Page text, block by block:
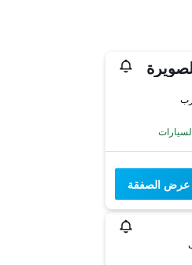
عرض الصفقة